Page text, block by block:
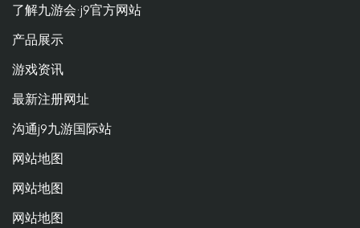
了解九游会·j9官方网站
产品展示
游戏资讯
最新注册网址
沟通j9九游国际站
网站地图
网站地图
网站地图